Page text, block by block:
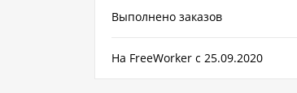
Выполнено заказов
На FreeWorker с 25.09.2020